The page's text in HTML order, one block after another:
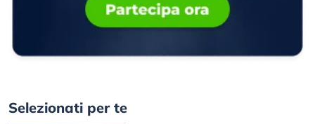
Selezionati per te